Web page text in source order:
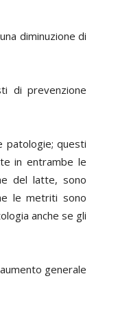
diminuzione di
di prevenzione
patologie; questi
in entrambe le
del latte, sono
le metriti sono
anche se gli
generale